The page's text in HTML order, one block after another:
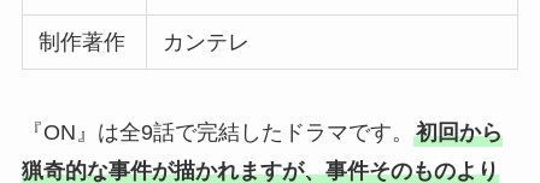
制作著作 カンテレ
『ON』は全9話で完結したドラマです。 初回から
猟奇的な事件が描かれますが、事件そのものより